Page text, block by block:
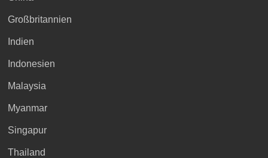
Großbritannien
Indien
Indonesien
Malaysia
Myanmar
Singapur
Thailand